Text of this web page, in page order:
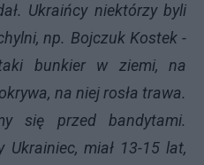
Ukraińcy niektórzy byli
np. Bojczuk Kostek -
bunkier w ziemi, na
na niej rosła trawa.
się przed bandytami.
Ukrainiec, miał 13-15 lat,